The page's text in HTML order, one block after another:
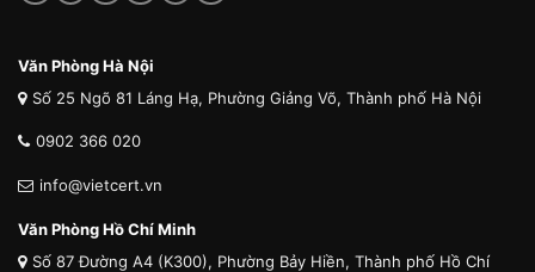
Văn Phòng Hà Nội
Số 25 Ngõ 81 Láng Hạ, Phường Giảng Võ, Thành phố Hà Nội
0902 366 020
info@vietcert.vn
Văn Phòng Hồ Chí Minh
Số 87 Đường A4 (K300), Phường Bảy Hiền, Thành phố Hồ Chí